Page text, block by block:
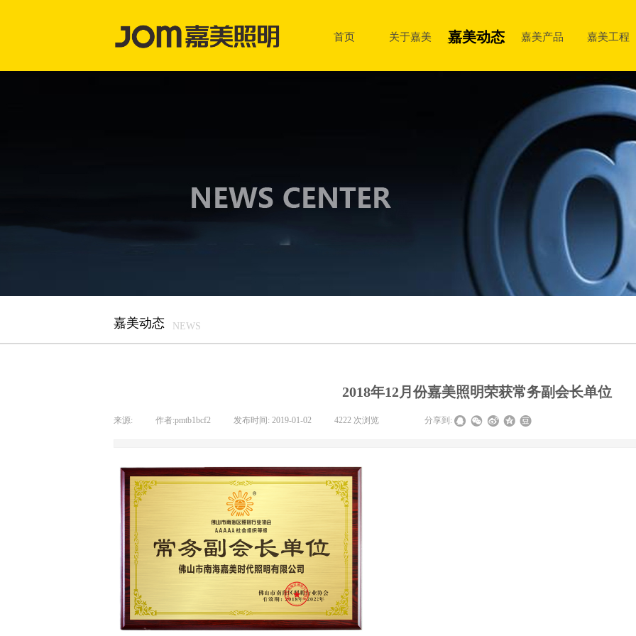
首页 关于嘉美 嘉美动态 嘉美产品 嘉美工程
嘉美动态 NEWS
2018年12月份嘉美照明荣获常务副会长单位
来源: 作者:pmtb1bcf2 发布时间: 2019-01-02 4222 次浏览 分享到: